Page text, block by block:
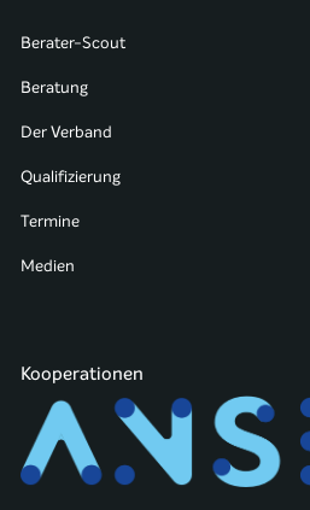
Berater-Scout
Beratung
Der Verband
Qualifizierung
Termine
Medien
Kooperationen